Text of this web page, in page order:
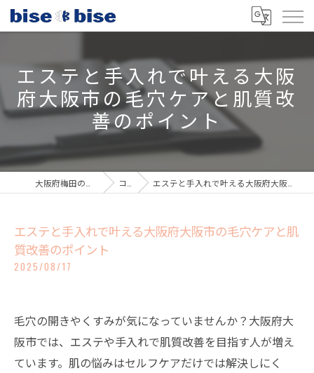
エステと手入れで叶える大阪
府大阪市の毛穴ケアと肌質改
善のポイント
大阪府梅田のエステならbisebise コラム エステと手入れで叶える大阪府大阪市の毛穴ケアと肌質改善のポイント
エステと手入れで叶える大阪府大阪市の毛穴ケアと肌
質改善のポイント
2025/08/17
毛穴の開きやくすみが気になっていませんか？大阪府大
阪市では、エステや手入れで肌質改善を目指す人が増え
ています。肌の悩みはセルフケアだけでは解決しにく